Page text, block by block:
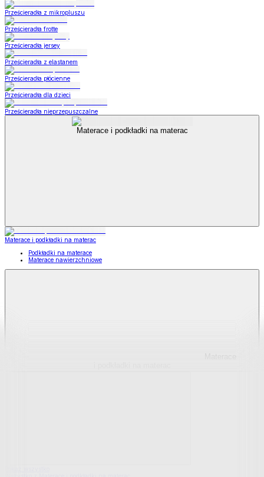
Prześcieradła z mikropluszu
Prześcieradła frotte
Prześcieradła jersey
Prześcieradła z elastanem
Prześcieradła płócienne
Prześcieradła dla dzieci
Prześcieradła nieprzepuszczalne
Materace i podkładki na materac
Materace i podkładki na materac
Podkładki na materace
Materace nawierzchniowe